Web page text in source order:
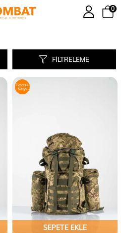
0
FILTRELEME
SEPETE EKLE
Ücretsiz
Kargo